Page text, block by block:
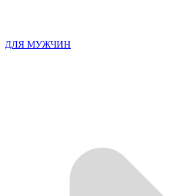
ДЛЯ МУЖЧИН